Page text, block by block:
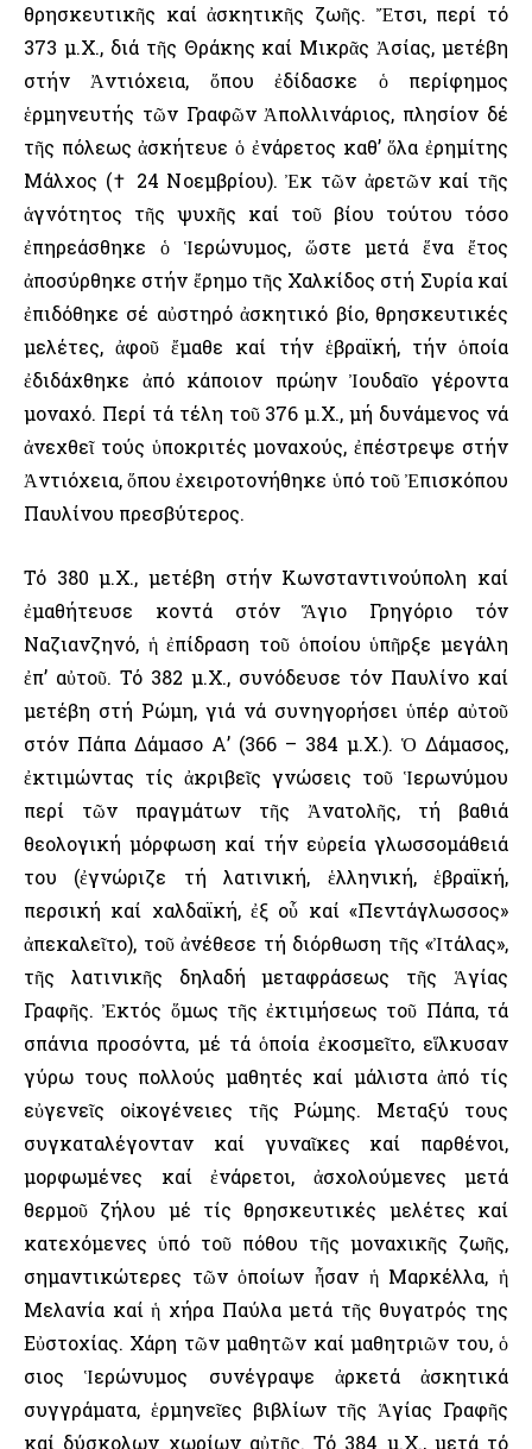
θρησκευτικῆς καί ἀσκητικῆς ζωῆς. Ἔτσι, περί τό
373 μ.Χ., διά τῆς Θράκης καί Μικρᾶς Ἀσίας, μετέβη
στήν Ἀντιόχεια, ὅπου ἐδίδασκε ὁ περίφημος
ἑρμηνευτής τῶν Γραφῶν Ἀπολλινάριος, πλησίον δέ
τῆς πόλεως ἀσκήτευε ὁ ἐνάρετος καθ’ ὅλα ἐρημίτης
Μάλχος († 24 Νοεμβρίου). Ἐκ τῶν ἀρετῶν καί τῆς
ἁγνότητος τῆς ψυχῆς καί τοῦ βίου τούτου τόσο
ἐπηρεάσθηκε ὁ Ἱερώνυμος, ὥστε μετά ἕνα ἔτος
ἀποσύρθηκε στήν ἔρημο τῆς Χαλκίδος στή Συρία καί
ἐπιδόθηκε σέ αὐστηρό ἀσκητικό βίο, θρησκευτικές
μελέτες, ἀφοῦ ἔμαθε καί τήν ἑβραϊκή, τήν ὁποία
ἐδιδάχθηκε ἀπό κάποιον πρώην Ἰουδαῖο γέροντα
μοναχό. Περί τά τέλη τοῦ 376 μ.Χ., μή δυνάμενος νά
ἀνεχθεῖ τούς ὑποκριτές μοναχούς, ἐπέστρεψε στήν
Ἀντιόχεια, ὅπου ἐχειροτονήθηκε ὑπό τοῦ Ἐπισκόπου
Παυλίνου πρεσβύτερος.
Τό 380 μ.Χ., μετέβη στήν Κωνσταντινούπολη καί
ἐμαθήτευσε κοντά στόν Ἅγιο Γρηγόριο τόν
Ναζιανζηνό, ἡ ἐπίδραση τοῦ ὁποίου ὑπῆρξε μεγάλη
ἐπ’ αὐτοῦ. Τό 382 μ.Χ., συνόδευσε τόν Παυλίνο καί
μετέβη στή Ρώμη, γιά νά συνηγορήσει ὑπέρ αὐτοῦ
στόν Πάπα Δάμασο Α’ (366 – 384 μ.Χ.). Ὁ Δάμασος,
ἐκτιμώντας τίς ἀκριβεῖς γνώσεις τοῦ Ἱερωνύμου
περί τῶν πραγμάτων τῆς Ἀνατολῆς, τή βαθιά
θεολογική μόρφωση καί τήν εὐρεία γλωσσομάθειά
του (ἐγνώριζε τή λατινική, ἑλληνική, ἑβραϊκή,
περσική καί χαλδαϊκή, ἐξ οὗ καί «Πεντάγλωσσος»
ἀπεκαλεῖτο), τοῦ ἀνέθεσε τή διόρθωση τῆς «Ἰτάλας»,
τῆς λατινικῆς δηλαδή μεταφράσεως τῆς Ἁγίας
Γραφῆς. Ἐκτός ὅμως τῆς ἐκτιμήσεως τοῦ Πάπα, τά
σπάνια προσόντα, μέ τά ὁποία ἐκοσμεῖτο, εἵλκυσαν
γύρω τους πολλούς μαθητές καί μάλιστα ἀπό τίς
εὐγενεῖς οἰκογένειες τῆς Ρώμης. Μεταξύ τους
συγκαταλέγονταν καί γυναῖκες καί παρθένοι,
μορφωμένες καί ἐνάρετοι, ἀσχολούμενες μετά
θερμοῦ ζήλου μέ τίς θρησκευτικές μελέτες καί
κατεχόμενες ὑπό τοῦ πόθου τῆς μοναχικῆς ζωῆς,
σημαντικώτερες τῶν ὁποίων ἦσαν ἡ Μαρκέλλα, ἡ
Μελανία καί ἡ χήρα Παύλα μετά τῆς θυγατρός της
Εὐστοχίας. Χάρη τῶν μαθητῶν καί μαθητριῶν του, ὁ
Ὅσιος Ἱερώνυμος συνέγραψε ἀρκετά ἀσκητικά
συγγράματα, ἑρμηνεῖες βιβλίων τῆς Ἁγίας Γραφῆς
καί δύσκολων χωρίων αὐτῆς. Τό 384 μ.Χ., μετά τό